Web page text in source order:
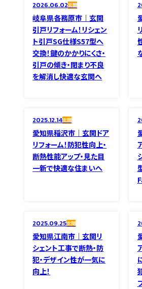
2026.06.02玄関
岐阜県各務原市｜玄関
引戸リフォーム！リシェン
ト引戸SG仕様S57型へ
交換！鍵のかかりにくさ・
引戸の傾き・閉まり不良
を解消し快適な玄関へ
2025.12.14玄関
愛知県稲沢市｜玄関ドア
リフォーム！防犯性向上・
断熱性能アップ・見た目
一新で快適な住まいへ
2025.09.25玄関
愛知県江南市｜玄関リ
シェント工事で断熱・防
犯・デザイン性が一気に
向上！